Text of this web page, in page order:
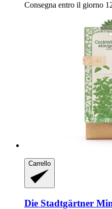
Consegna entro il giorno
Carrello
Die Stadtgärtner